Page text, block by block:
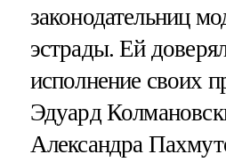
законодательниц
эстрады. Ей
исполнение своих
Эдуард
Александра